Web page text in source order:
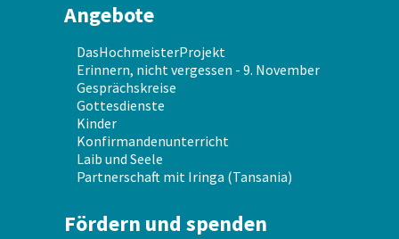
Angebote
DasHochmeisterProjekt
Erinnern, nicht vergessen - 9. November
Gesprächskreise
Gottesdienste
Kinder
Konfirmandenunterricht
Laib und Seele
Partnerschaft mit Iringa (Tansania)
Fördern und spenden